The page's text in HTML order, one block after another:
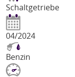
Schaltgetriebe
04/2024
Benzin